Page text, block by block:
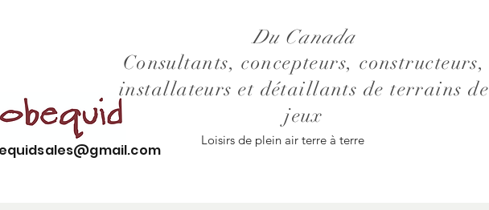
Du Canada
Consultants, concepteurs, constructeurs,
installateurs et détaillants de terrains de
jeux
Loisirs de plein air terre à terre